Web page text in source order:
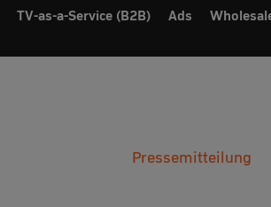
TV-as-a-Service (B2B) Ads
Pressemitteilung